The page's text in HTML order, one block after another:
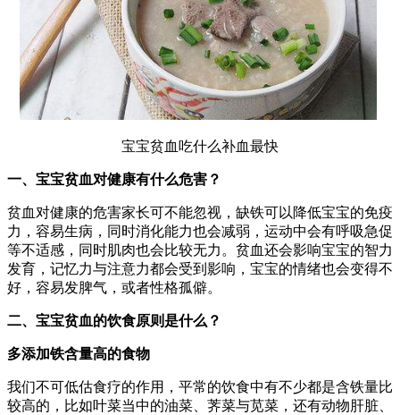
宝宝贫血吃什么补血最快
一、宝宝贫血对健康有什么危害？
贫血对健康的危害家长可不能忽视，缺铁可以降低宝宝的免疫
力，容易生病，同时消化能力也会减弱，运动中会有呼吸急促
等不适感，同时肌肉也会比较无力。贫血还会影响宝宝的智力
发育，记忆力与注意力都会受到影响，宝宝的情绪也会变得不
好，容易发脾气，或者性格孤僻。
二、宝宝贫血的饮食原则是什么？
多添加铁含量高的食物
我们不可低估食疗的作用，平常的饮食中有不少都是含铁量比
较高的，比如叶菜当中的油菜、荠菜与苋菜，还有动物肝脏、